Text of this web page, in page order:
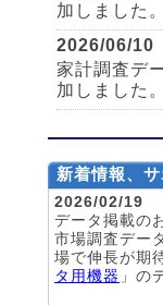
加しました。
2026/06/10
家計調査デ
加しました。
新着情報、
2026/02/19
データ掲載の
市場調査デー
場で伸長が期
タ用機器 」の